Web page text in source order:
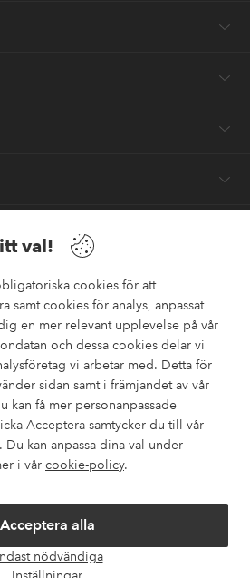
val!
cookies för att
samt cookies för analys, anpassat
en mer relevant upplevelse på vår
och dessa cookies delar vi
vi arbetar med. Detta för
sidan samt i främjandet av vår
kan få mer personanpassade
Acceptera samtycker du till vår
kan anpassa dina val under
i vår cookie-policy.
Acceptera alla
nödvändiga
betalningar
om våra betalalternativ ?